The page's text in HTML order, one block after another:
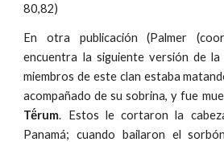
80,82)
En otra publicación (Palmer
encuentra la siguiente versión de
miembros de este clan estaba
acompañado de su sobrina, y fue
Të́rum. Estos le cortaron la
Panamá; cuando bailaron el